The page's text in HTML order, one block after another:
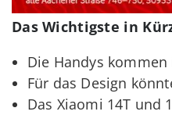
Das Wichtigste in
Die Handys kommen
Für das Design
Das Xiaomi 14T und